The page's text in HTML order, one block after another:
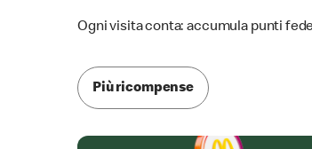
Ogni visita conta: accumula punti
Più ricompense